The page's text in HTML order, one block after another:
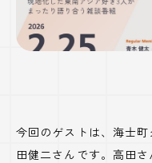
今回のゲストは、海士
田健二さんです。高田